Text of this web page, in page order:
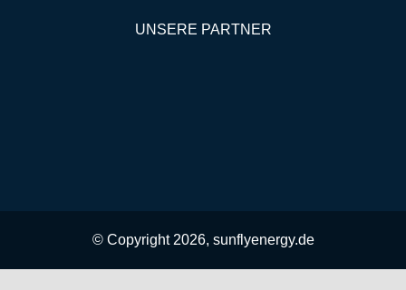
UNSERE PARTNER
© Copyright 2026, sunflyenergy.de